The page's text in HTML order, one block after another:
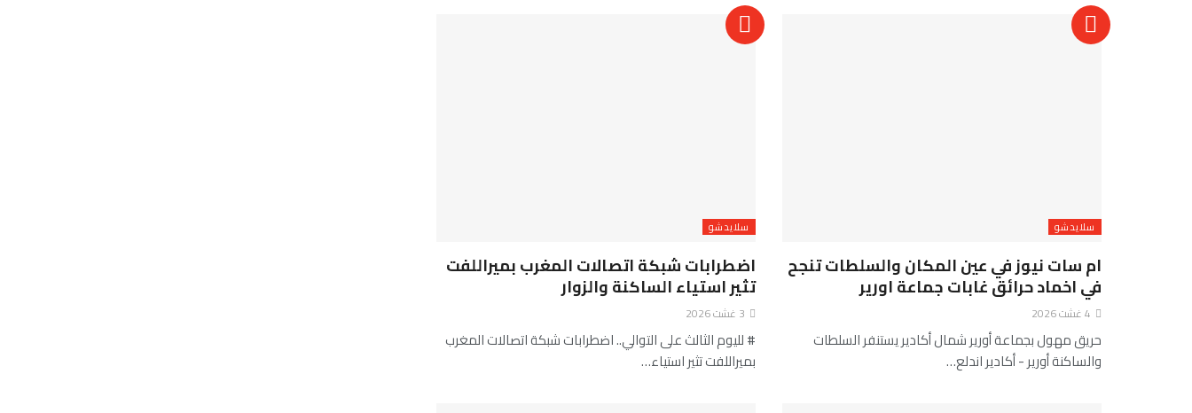
سلايدشو
ام سات نيوز في عين المكان والسلطات تنجح
في اخماد حرائق غابات جماعة اورير
4 غشت 2026
حريق مهول بجماعة أورير شمال أكادير يستنفر السلطات
والساكنة أورير - أكادير اندلع…
سلايدشو
اضطرابات شبكة اتصالات المغرب بميراللفت
تثير استياء الساكنة والزوار
3 غشت 2026
# لليوم الثالث على التوالي.. اضطرابات شبكة اتصالات المغرب
بميراللفت تثير استياء…